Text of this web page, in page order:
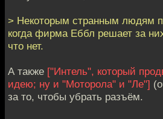
> Некоторым странным людям
когда фирма Еббл решает за
что нет.
А также ["Интель", который
идею; ну и "Моторола" и "Ле"]
за то, чтобы убрать разъём.